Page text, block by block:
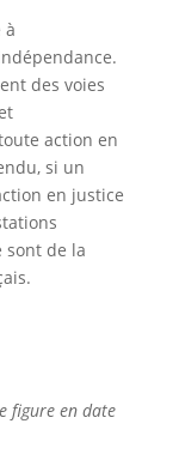
à
des voies
action en
si un
en justice
sont de la
figure en date